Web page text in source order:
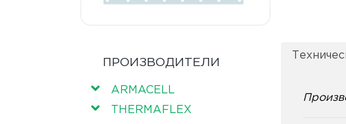
ПРОИЗВОДИТЕЛИ
ARMACELL
THERMAFLEX